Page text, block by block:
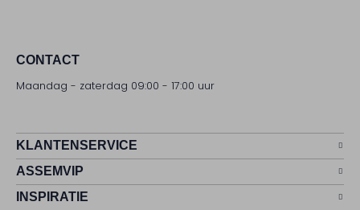
CONTACT
Maandag - zaterdag 09:00 - 17:00 uur
KLANTENSERVICE
ASSEMVIP
INSPIRATIE